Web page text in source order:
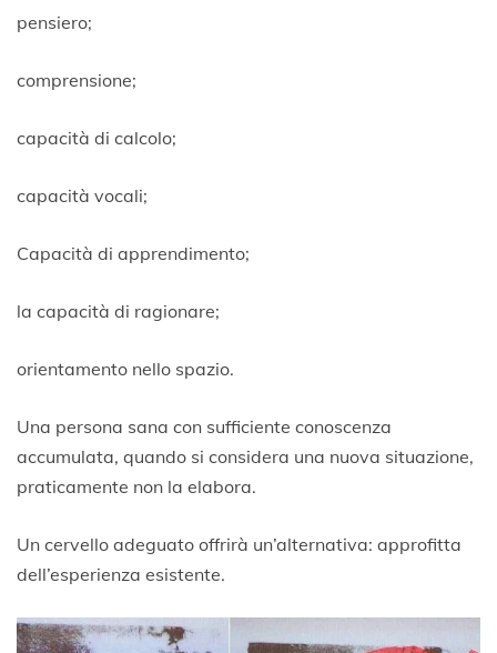
pensiero;
comprensione;
capacità di calcolo;
capacità vocali;
Capacità di apprendimento;
la capacità di ragionare;
orientamento nello spazio.
Una persona sana con sufficiente conoscenza
accumulata, quando si considera una nuova situazione,
praticamente non la elabora.
Un cervello adeguato offrirà un’alternativa: approfitta
dell’esperienza esistente.